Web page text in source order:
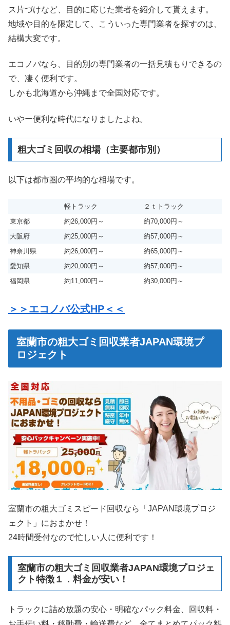
ス片づけなど、目的に応じた業者を紹介して貰えます。
地域や目的を限定して、こういった専門業者を探すのは、
結構大変です。
エコノバなら、目的別の専門業者の一括見積もりできるの
で、凄く便利です。
しかも北海道から沖縄まで全国対応です。
いやー便利な時代になりましたよね。
粗大ゴミ回収の相場（主要都市別）
以下は都市圏の平均的な相場です。
軽トラック
２ｔトラック
東京都
約26,000円～
約70,000円～
大阪府
約25,000円～
約57,000円～
神奈川県
約26,000円～
約65,000円～
愛知県
約20,000円～
約57,000円～
福岡県
約11,000円～ 約30,000円～
＞＞エコノバ公式HP＜＜
室蘭市の粗大ゴミ回収業者JAPAN環境プ
ロジェクト
室蘭市の粗大ゴミスピード回収なら「JAPAN環境プロジ
ェクト」におまかせ！
24時間受付なので忙しい人に便利です！
室蘭市の粗大ゴミ回収業者JAPAN環境プロジェ
クト特徴１．料金が安い！
トラックに詰め放題の安心・明確なパック料金、回収料・